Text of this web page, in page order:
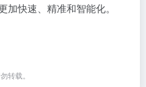
快速、精准和智能化。
转载。